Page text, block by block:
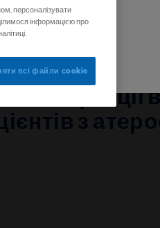
корекції
з
персоналізувати
інформацією про
всі файли сookie